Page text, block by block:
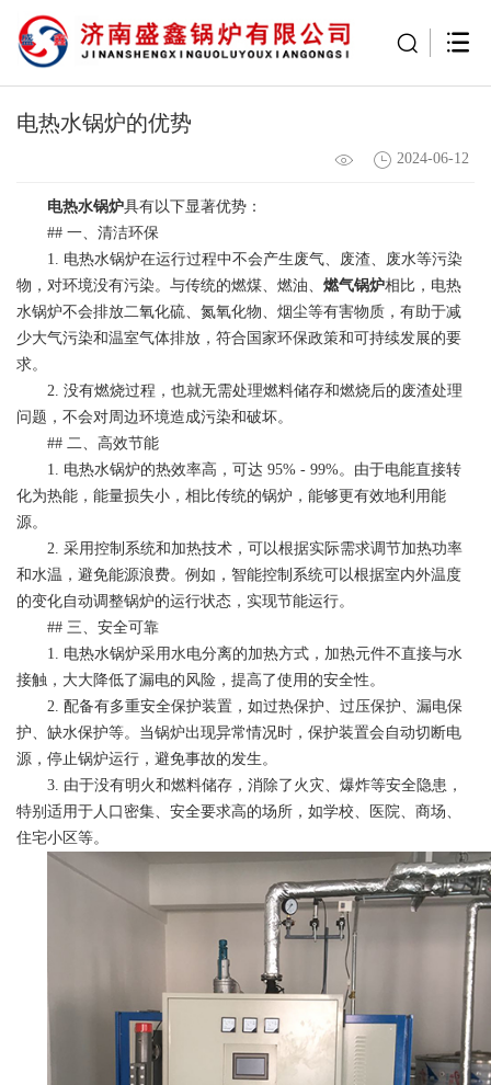
电热水锅炉的优势
2024-06-12
电热水锅炉具有以下显著优势：
## 一、清洁环保
1. 电热水锅炉在运行过程中不会产生废气、废渣、废水等污染
物，对环境没有污染。与传统的燃煤、燃油、 燃气锅炉相比，电热
水锅炉不会排放二氧化硫、氮氧化物、烟尘等有害物质，有助于减
少大气污染和温室气体排放，符合国家环保政策和可持续发展的要
求。
2. 没有燃烧过程，也就无需处理燃料储存和燃烧后的废渣处理
问题，不会对周边环境造成污染和破坏。
## 二、高效节能
1. 电热水锅炉的热效率高，可达 95% - 99%。由于电能直接转
化为热能，能量损失小，相比传统的锅炉，能够更有效地利用能
源。
2. 采用控制系统和加热技术，可以根据实际需求调节加热功率
和水温，避免能源浪费。例如，智能控制系统可以根据室内外温度
的变化自动调整锅炉的运行状态，实现节能运行。
## 三、安全可靠
1. 电热水锅炉采用水电分离的加热方式，加热元件不直接与水
接触，大大降低了漏电的风险，提高了使用的安全性。
2. 配备有多重安全保护装置，如过热保护、过压保护、漏电保
护、缺水保护等。当锅炉出现异常情况时，保护装置会自动切断电
源，停止锅炉运行，避免事故的发生。
3. 由于没有明火和燃料储存，消除了火灾、爆炸等安全隐患，
特别适用于人口密集、安全要求高的场所，如学校、医院、商场、
住宅小区等。